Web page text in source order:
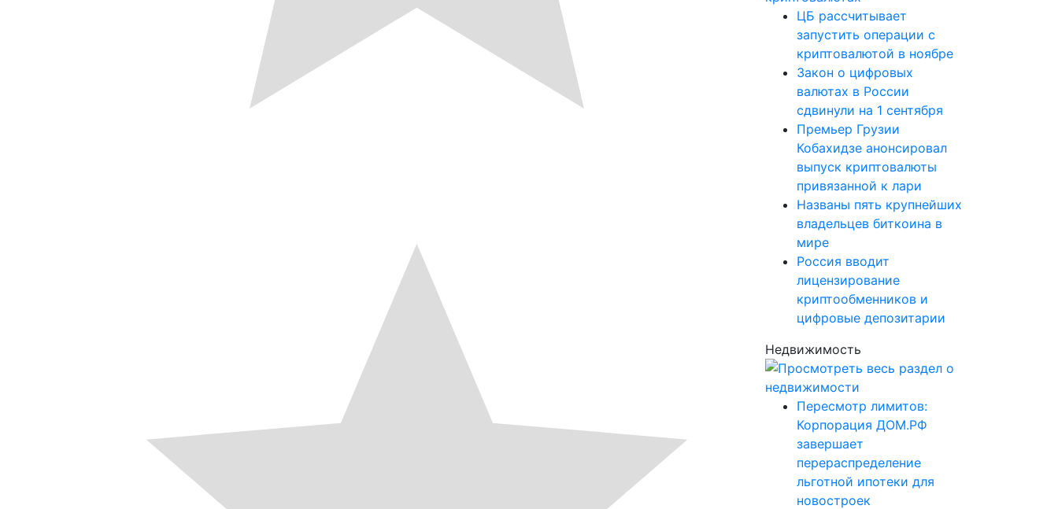
ЦБ рассчитывает
запустить операции с
криптовалютой в ноябре
Закон о цифровых
валютах в России
сдвинули на 1 сентября
Премьер Грузии
Кобахидзе анонсировал
выпуск криптовалюты
привязанной к лари
Названы пять крупнейших
владельцев биткоина в
мире
Россия вводит
лицензирование
криптообменников и
цифровые депозитарии
Недвижимость
Пересмотр лимитов:
Корпорация ДОМ.РФ
завершает
перераспределение
льготной ипотеки для
новостроек